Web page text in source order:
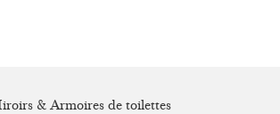
& Armoires de toilettes